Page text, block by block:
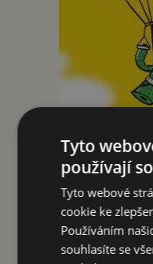
Kaktus
Můj
Tyto
používají
Tyto webové
cookie ke
Používáním
souhlasíte se